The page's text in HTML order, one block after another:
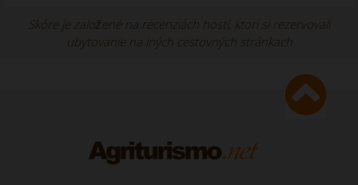
Skóre je založené na recenziách hostí, ktorí si rezervovali
ubytovanie na iných cestovných stránkach